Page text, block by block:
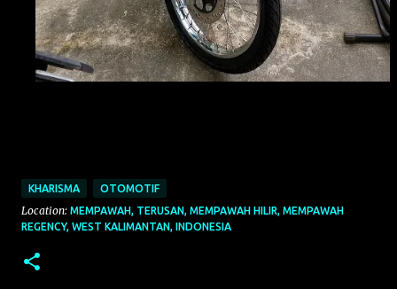
KHARISMA OTOMOTIF
Location: MEMPAWAH, TERUSAN, MEMPAWAH HILIR, MEMPAWAH
REGENCY, WEST KALIMANTAN, INDONESIA